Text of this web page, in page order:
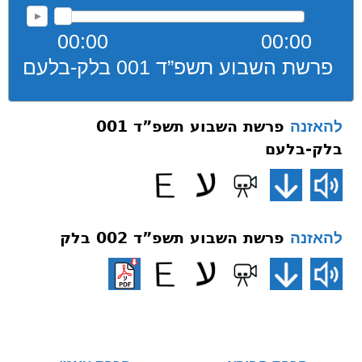
00:00
00:00
פרשת השבוע תשפ”ד 001 בלק-בלעם
להאזנה
פרשת השבוע תשפ”ד 001
בלק-בלעם
להאזנה פרשת השבוע תשפ”ד 002 בלק